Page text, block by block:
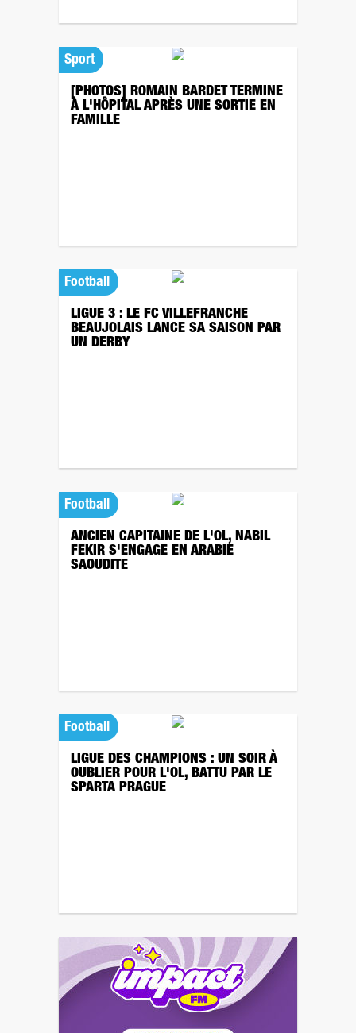
Sport
[PHOTOS] ROMAIN BARDET TERMINE
À L'HÔPITAL APRÈS UNE SORTIE EN
FAMILLE
Football
LIGUE 3 : LE FC VILLEFRANCHE
BEAUJOLAIS LANCE SA SAISON PAR
UN DERBY
Football
ANCIEN CAPITAINE DE L'OL, NABIL
FEKIR S'ENGAGE EN ARABIE
SAOUDITE
Football
LIGUE DES CHAMPIONS : UN SOIR À
OUBLIER POUR L'OL, BATTU PAR LE
SPARTA PRAGUE